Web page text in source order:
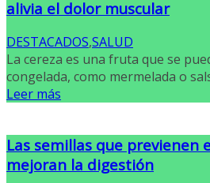
alivia el dolor muscular
DESTACADOS,SALUD
La cereza es una fruta que se
congelada, como mermelada o
Leer más
Las semillas que previenen
mejoran la digestión